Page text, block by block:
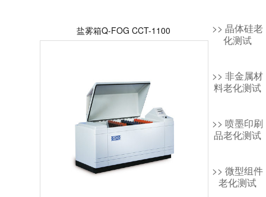
盐雾箱Q-FOG CCT-1100
>> 晶体硅老
化测试
>> 非金属材
料老化测试
>> 喷墨印刷
品老化测试
>> 微型组件
老化测试